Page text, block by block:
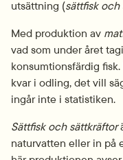
utsättning (sättfisk
Med produktion av
vad som under året
konsumtionsfärdig
kvar i odling, det vill
ingår inte i statistiken.
Sättfisk och sättkräftor
naturvatten eller in på